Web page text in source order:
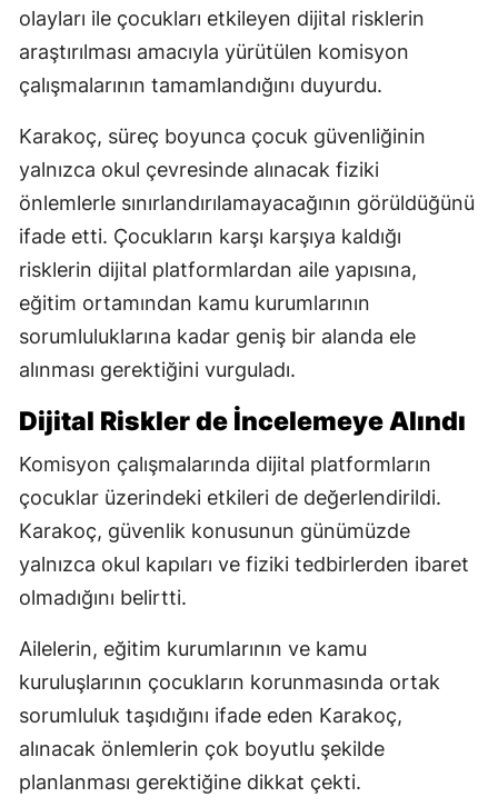
olayları ile çocukları etkileyen dijital risklerin
araştırılması amacıyla yürütülen komisyon
çalışmalarının tamamlandığını duyurdu.
Karakoç, süreç boyunca çocuk güvenliğinin
yalnızca okul çevresinde alınacak fiziki
önlemlerle sınırlandırılamayacağının görüldüğünü
ifade etti. Çocukların karşı karşıya kaldığı
risklerin dijital platformlardan aile yapısına,
eğitim ortamından kamu kurumlarının
sorumluluklarına kadar geniş bir alanda ele
alınması gerektiğini vurguladı.
Dijital Riskler de İncelemeye Alındı
Komisyon çalışmalarında dijital platformların
çocuklar üzerindeki etkileri de değerlendirildi.
Karakoç, güvenlik konusunun günümüzde
yalnızca okul kapıları ve fiziki tedbirlerden ibaret
olmadığını belirtti.
Ailelerin, eğitim kurumlarının ve kamu
kuruluşlarının çocukların korunmasında ortak
sorumluluk taşıdığını ifade eden Karakoç,
alınacak önlemlerin çok boyutlu şekilde
planlanması gerektiğine dikkat çekti.